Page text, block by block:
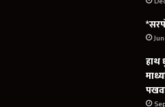
हाथ